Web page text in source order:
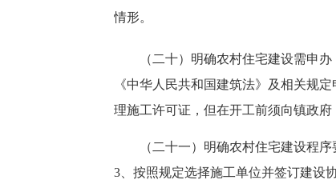
情形。
（二十）明确农村住宅建设需申办
《中华人民共和国建筑法》及相关规
理施工许可证，但在开工前须向镇政府
（二十一）明确农村住宅建设程序
3、按照规定选择施工单位并签订建设